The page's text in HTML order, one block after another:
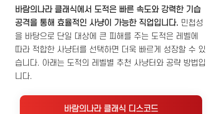
바람의나라 클래식에서 도적은 빠른 속도와 강력한 기습
공격을 통해 효율적인 사냥이 가능한 직업입니다. 민첩성
을 바탕으로 단일 대상에 큰 피해를 주는 도적은 레벨에
따라 적합한 사냥터를 선택하면 더욱 빠르게 성장할 수 있
습니다. 아래는 도적의 레벨별 추천 사냥터와 공략 방법입
니다.
바람의나라 클래식 디스코드